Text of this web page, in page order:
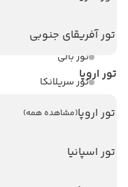
تور آفریقای جنوبی
تور اروپا
تور اروپا(مشاهده همه)
تور اسپانیا
تور آنتالیا
تور پوکت
تور بالی
تور سریلانکا
تهران - ولیعصر
ملت - برج ملت -